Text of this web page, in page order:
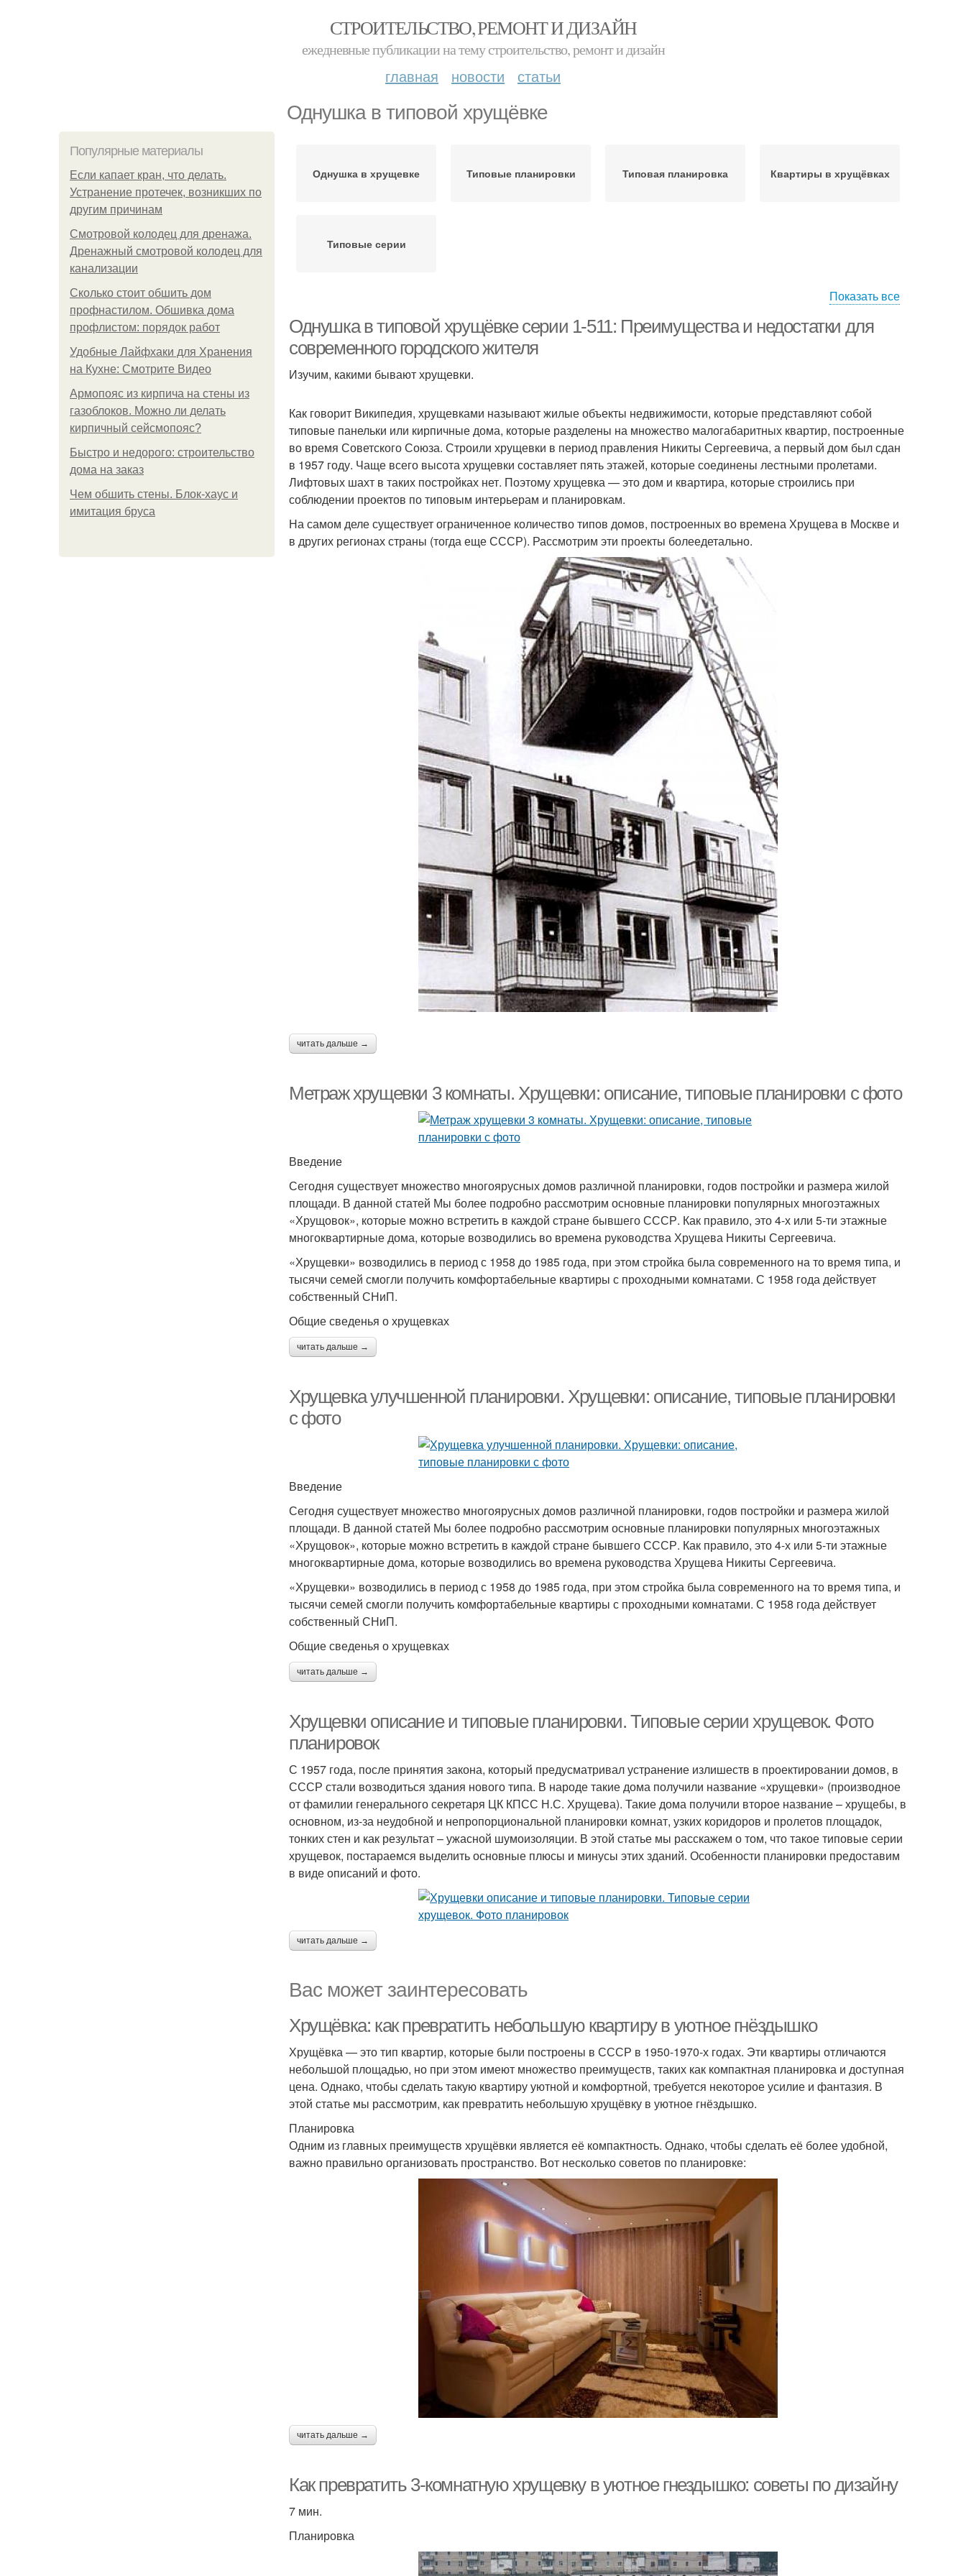
СТРОИТЕЛЬСТВО, РЕМОНТ И ДИЗАЙН
ежедневные публикации на тему строительство, ремонт и дизайн
главная новости статьи
Однушка в типовой хрущёвке
Популярные материалы
Если капает кран, что делать.
Устранение протечек, возникших по
другим причинам
Смотровой колодец для дренажа.
Дренажный смотровой колодец для
канализации
Сколько стоит обшить дом
профнастилом. Обшивка дома
профлистом: порядок работ
Удобные Лайфхаки для Хранения
на Кухне: Смотрите Видео
Армопояс из кирпича на стены из
газоблоков. Можно ли делать
кирпичный сейсмопояс?
Быстро и недорого: строительство
дома на заказ
Чем обшить стены. Блок-хаус и
имитация бруса
Однушка в хрущевке Типовые планировки Типовая планировка Квартиры в хрущёвках
Типовые серии
Показать все
Однушка в типовой хрущёвке серии 1-511: Преимущества и недостатки для
современного городского жителя
Изучим, какими бывают хрущевки.
Как говорит Википедия, хрущевками называют жилые объекты недвижимости, которые представляют собой
типовые панельки или кирпичные дома, которые разделены на множество малогабаритных квартир, построенные
во время Советского Союза. Строили хрущевки в период правления Никиты Сергеевича, а первый дом был сдан
в 1957 году. Чаще всего высота хрущевки составляет пять этажей, которые соединены лестными пролетами.
Лифтовых шахт в таких постройках нет. Поэтому хрущевка — это дом и квартира, которые строились при
соблюдении проектов по типовым интерьерам и планировкам.
На самом деле существует ограниченное количество типов домов, построенных во времена Хрущева в Москве и
в других регионах страны (тогда еще СССР). Рассмотрим эти проекты болеедетально.
читать дальше →
Метраж хрущевки 3 комнаты. Хрущевки: описание, типовые планировки с фото
Введение
Сегодня существует множество многоярусных домов различной планировки, годов постройки и размера жилой
площади. В данной статей Мы более подробно рассмотрим основные планировки популярных многоэтажных
«Хрущовок», которые можно встретить в каждой стране бывшего СССР. Как правило, это 4-х или 5-ти этажные
многоквартирные дома, которые возводились во времена руководства Хрущева Никиты Сергеевича.
«Хрущевки» возводились в период с 1958 до 1985 года, при этом стройка была современного на то время типа, и
тысячи семей смогли получить комфортабельные квартиры с проходными комнатами. С 1958 года действует
собственный СНиП.
Общие сведенья о хрущевках
читать дальше →
Хрущевка улучшенной планировки. Хрущевки: описание, типовые планировки
с фото
Введение
Сегодня существует множество многоярусных домов различной планировки, годов постройки и размера жилой
площади. В данной статей Мы более подробно рассмотрим основные планировки популярных многоэтажных
«Хрущовок», которые можно встретить в каждой стране бывшего СССР. Как правило, это 4-х или 5-ти этажные
многоквартирные дома, которые возводились во времена руководства Хрущева Никиты Сергеевича.
«Хрущевки» возводились в период с 1958 до 1985 года, при этом стройка была современного на то время типа, и
тысячи семей смогли получить комфортабельные квартиры с проходными комнатами. С 1958 года действует
собственный СНиП.
Общие сведенья о хрущевках
читать дальше →
Хрущевки описание и типовые планировки. Типовые серии хрущевок. Фото
планировок
С 1957 года, после принятия закона, который предусматривал устранение излишеств в проектировании домов, в
СССР стали возводиться здания нового типа. В народе такие дома получили название «хрущевки» (производное
от фамилии генерального секретаря ЦК КПСС Н.С. Хрущева). Такие дома получили второе название – хрущебы, в
основном, из-за неудобной и непропорциональной планировки комнат, узких коридоров и пролетов площадок,
тонких стен и как результат – ужасной шумоизоляции. В этой статье мы расскажем о том, что такое типовые серии
хрущевок, постараемся выделить основные плюсы и минусы этих зданий. Особенности планировки предоставим
в виде описаний и фото.
читать дальше →
Вас может заинтересовать
Хрущёвка: как превратить небольшую квартиру в уютное гнёздышко
Хрущёвка — это тип квартир, которые были построены в СССР в 1950-1970-х годах. Эти квартиры отличаются
небольшой площадью, но при этом имеют множество преимуществ, таких как компактная планировка и доступная
цена. Однако, чтобы сделать такую квартиру уютной и комфортной, требуется некоторое усилие и фантазия. В
этой статье мы рассмотрим, как превратить небольшую хрущёвку в уютное гнёздышко.
Планировка
Одним из главных преимуществ хрущёвки является её компактность. Однако, чтобы сделать её более удобной,
важно правильно организовать пространство. Вот несколько советов по планировке:
читать дальше →
Как превратить 3-комнатную хрущевку в уютное гнездышко: советы по дизайну
7 мин.
Планировка